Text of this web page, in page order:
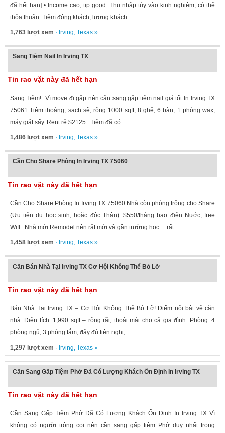
đã hết hạn] • Income cao, tip good Thu nhập tùy vào kinh nghiệm, có thể
thỏa thuận. Tiệm đông khách, lượng khách...
1,763 lượt xem · Irving Texas»
Sang Tiệm Nail In Irving TX
Tin rao vặt này đã hết hạn
Sang Tiệm! Vì move đi gấp nên cần sang gấp tiệm nail giá tốt In Irving TX
75061 Tiệm thoáng, sạch sẽ, rộng 1000 sqft, 8 ghế, 6 bàn, 1 phòng wax,
máy giặt sấy. Rent rẻ $2125. Tiệm đã có...
1,486 lượt xem · Irving Texas»
Cần Cho Share Phòng In Irving TX 75060
Tin rao vặt này đã hết hạn
Cần Cho Share Phòng In Irving TX 75060 Nhà còn phòng trống cho Share
(Ưu tiên du học sinh, hoặc độc Thân). $550/tháng bao điện Nước, free
Wiff. Nhà mới Remodel nên rất mới và gần trường học …rất...
1,458 lượt xem · Irving Texas»
Cần Bán Nhà Tại Irving TX Cơ Hội Không Thể Bỏ Lỡ
Tin rao vặt này đã hết hạn
Bán Nhà Tại Irving TX – Cơ Hội Không Thể Bỏ Lỡ! Điểm nổi bật về căn
nhà: Diện tích: 1,990 sqft – rộng rãi, thoải mái cho cả gia đình. Phòng: 4
phòng ngủ, 3 phòng tắm, đầy đủ tiện nghi,...
1,297 lượt xem · Irving Texas»
Cần Sang Gấp Tiệm Phở Đã Có Lượng Khách Ổn Định In Irving TX
Tin rao vặt này đã hết hạn
Cần Sang Gấp Tiệm Phở Đã Có Lượng Khách Ổn Định In Irving TX Vì
không có người trông coi nên cần sang gấp tiệm Phở duy nhất trong